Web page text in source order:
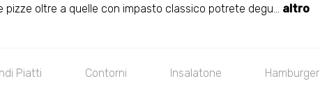
pizze oltre a quelle con impasto classico potrete degu... altro
Piatti Contorni Insalatone Hamburger